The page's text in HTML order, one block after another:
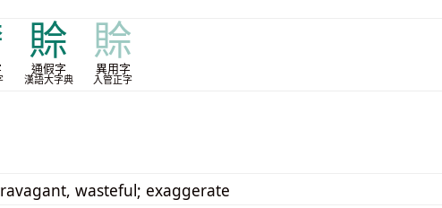
賒
通假字
漢語大字典
賒
異用字
入管正字
wasteful; exaggerate